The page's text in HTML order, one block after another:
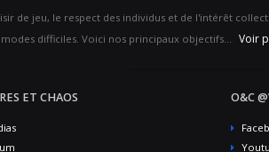
de jeu, le respect des individus et de l'intérêt
difficiles. Voici nos principaux objectifs... Voir
ET CHAOS O&C